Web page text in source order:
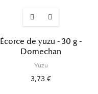
Écorce de yuzu - 30 g -
Domechan
Yuzu
3,73 €